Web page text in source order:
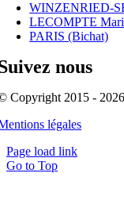
WINZENRIED-
LECOMPTE
PARIS (Bichat)
nous
Copyright 2015 -
légales
Page load link
Go to Top